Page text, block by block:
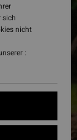
sich
nicht
: